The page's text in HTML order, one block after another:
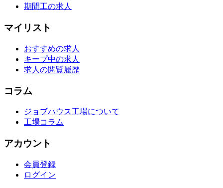
期間工の求人
マイリスト
おすすめの求人
キープ中の求人
求人の閲覧履歴
コラム
ジョブハウス工場について
工場コラム
アカウント
会員登録
ログイン